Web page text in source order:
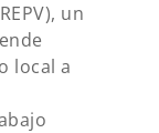
un
local a